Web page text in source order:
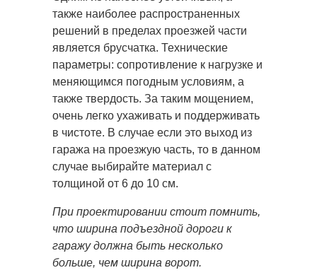
также наиболее распространенных
решений в пределах проезжей части
является брусчатка. Технические
параметры: сопротивление к нагрузке и
меняющимся погодным условиям, а
также твердость. За таким мощением,
очень легко ухаживать и поддерживать
в чистоте. В случае если это выход из
гаража на проезжую часть, то в данном
случае выбирайте материал с
толщиной от 6 до 10 см.
При проектировании стоит помнить,
что ширина подъездной дороги к
гаражу должна быть несколько
больше, чем ширина ворот.